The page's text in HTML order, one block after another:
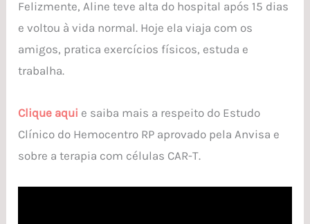
Felizmente, Aline teve alta do hospital após 15 dias
e voltou à vida normal. Hoje ela viaja com os
amigos, pratica exercícios físicos, estuda e
trabalha.
Clique aqui e saiba mais a respeito do Estudo
Clínico do Hemocentro RP aprovado pela Anvisa e
sobre a terapia com células CAR-T.